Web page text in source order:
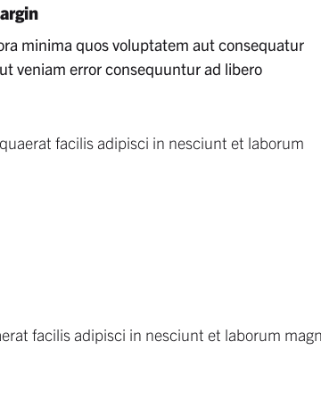
minima quos voluptatem aut consequatur
veniam error consequuntur ad libero
facilis adipisci in nesciunt et laborum
facilis adipisci in nesciunt et laborum